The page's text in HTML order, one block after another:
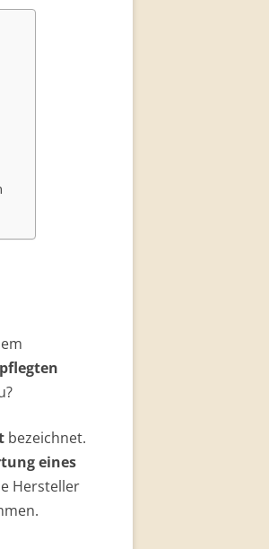
bezeichnet.
eines
Hersteller